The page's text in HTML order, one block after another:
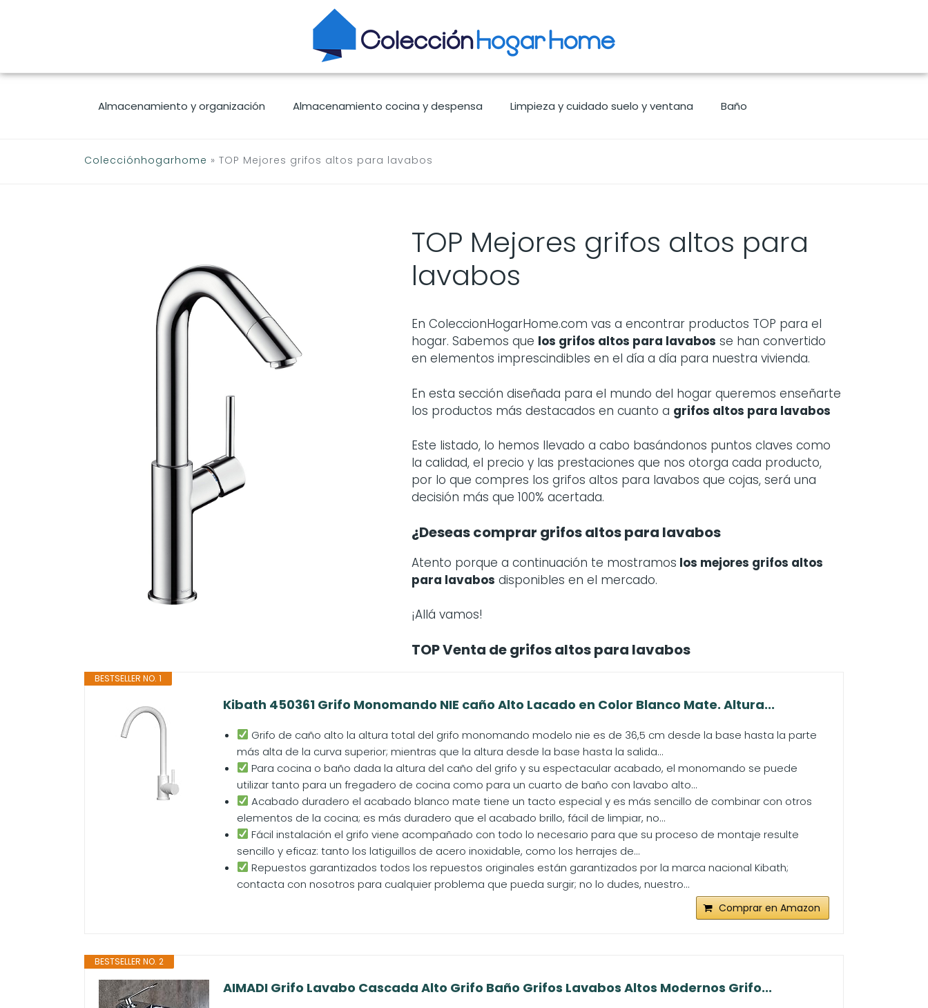
Almacenamiento y organización Almacenamiento cocina y despensa Limpieza y cuidado suelo y ventana Baño
Colecciónhogarhome » TOP Mejores grifos altos para lavabos
TOP Mejores grifos altos para
lavabos
En ColeccionHogarHome.com vas a encontrar productos TOP para el
hogar. Sabemos que los grifos altos para lavabos se han convertido
en elementos imprescindibles en el día a día para nuestra vivienda.
En esta sección diseñada para el mundo del hogar queremos enseñarte
los productos más destacados en cuanto a grifos altos para lavabos
Este listado, lo hemos llevado a cabo basándonos puntos claves como
la calidad, el precio y las prestaciones que nos otorga cada producto,
por lo que compres los grifos altos para lavabos que cojas, será una
decisión más que 100% acertada.
¿Deseas comprar grifos altos para lavabos
Atento porque a continuación te mostramos los mejores grifos altos
para lavabos disponibles en el mercado.
¡Allá vamos!
TOP Venta de grifos altos para lavabos
BESTSELLER NO. 1
Kibath 450361 Grifo Monomando NIE caño Alto Lacado en Color Blanco Mate. Altura...
Grifo de caño alto la altura total del grifo monomando modelo nie es de 36,5 cm desde la base hasta la parte
más alta de la curva superior; mientras que la altura desde la base hasta la salida...
Para cocina o baño dada la altura del caño del grifo y su espectacular acabado, el monomando se puede
utilizar tanto para un fregadero de cocina como para un cuarto de baño con lavabo alto...
Acabado duradero el acabado blanco mate tiene un tacto especial y es más sencillo de combinar con otros
elementos de la cocina; es más duradero que el acabado brillo, fácil de limpiar, no...
Fácil instalación el grifo viene acompañado con todo lo necesario para que su proceso de montaje resulte
sencillo y eficaz: tanto los latiguillos de acero inoxidable, como los herrajes de...
Repuestos garantizados todos los repuestos originales están garantizados por la marca nacional Kibath;
contacta con nosotros para cualquier problema que pueda surgir; no lo dudes, nuestro...
Comprar en Amazon
BESTSELLER NO. 2
AIMADI Grifo Lavabo Cascada Alto Grifo Baño Grifos Lavabos Altos Modernos Grifo...